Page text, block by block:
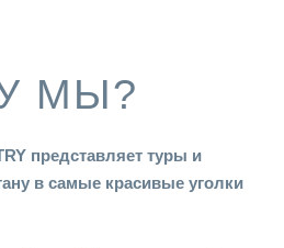
МЫ?
представляет туры и
в самые красивые уголки